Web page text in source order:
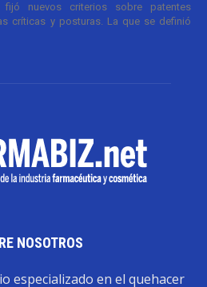
nuevos criterios sobre patentes
críticas y posturas. La que se definió
NOSOTROS
especializado en el quehacer